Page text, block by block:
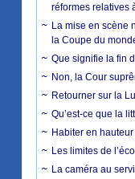
réformes relatives
La mise en scène
la Coupe du
Que signifie la fin
Non, la Cour
Retourner sur la
Qu’est-ce que la
Habiter en
Les limites de
La caméra au